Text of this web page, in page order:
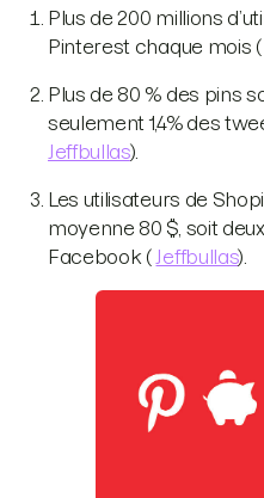
Plus de 200 millions
Pinterest chaque mois (
Plus de 80 % des pins
seulement 1,4% des
Jeffbullas).
Les utilisateurs de
moyenne 80 $, soit
Facebook ( Jeffbullas).